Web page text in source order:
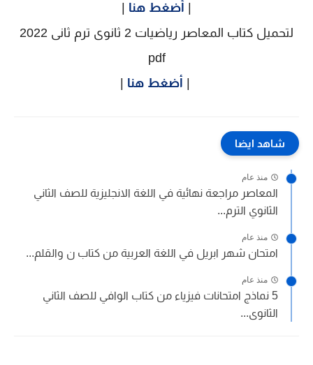
أضغط هنا
لتحميل كتاب المعاصر رياضيات 2 ثانوى ترم ثانى 2022
pdf
أضغط هنا
شاهد ايضا
منذ عام
المعاصر مراجعة نهائية في اللغة الانجليزية للصف الثاني
الثانوي الترم...
منذ عام
امتحان شهر ابريل في اللغة العربية من كتاب ن والقلم...
منذ عام
5 نماذج امتحانات فيزياء من كتاب الوافي للصف الثاني
الثانوى...